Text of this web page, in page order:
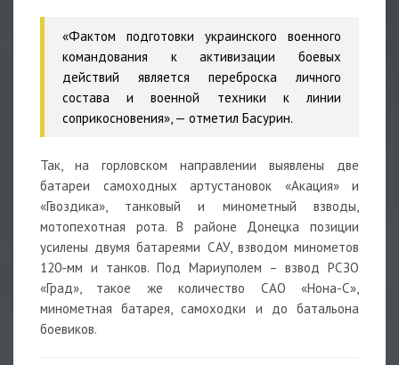
«Фактом подготовки украинского военного
командования к активизации боевых
действий является переброска личного
состава и военной техники к линии
соприкосновения», — отметил Басурин.
Так, на горловском направлении выявлены две
батареи самоходных артустановок «Акация» и
«Гвоздика», танковый и минометный взводы,
мотопехотная рота. В районе Донецка позиции
усилены двумя батареями САУ, взводом минометов
120-мм и танков. Под Мариуполем – взвод РСЗО
«Град», такое же количество САО «Нона-С»,
минометная батарея, самоходки и до батальона
боевиков.